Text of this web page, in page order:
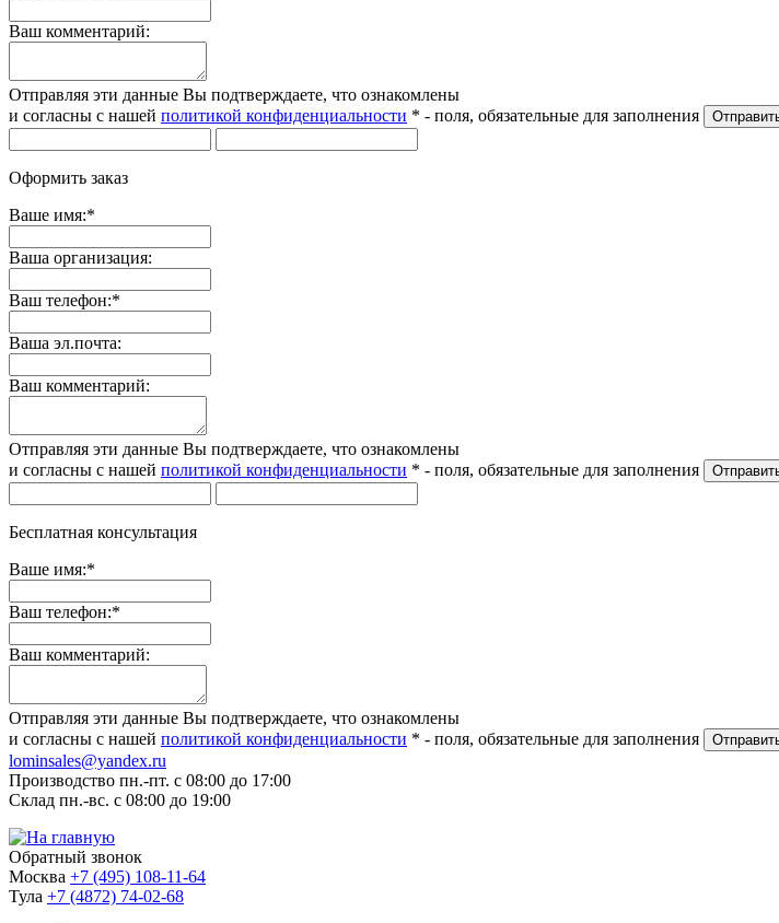
Ваш комментарий:
Отправляя эти данные Вы подтверждаете, что ознакомлены
и согласны с нашей политикой конфиденциальности * - поля, обязательные для заполнения
Оформить заказ
Ваше имя:*
Ваша организация:
Ваш телефон:*
Ваша эл.почта:
Ваш комментарий:
Отправляя эти данные Вы подтверждаете, что ознакомлены
и согласны с нашей политикой конфиденциальности * - поля, обязательные для заполнения
Бесплатная консультация
Ваше имя:*
Ваш телефон:*
Ваш комментарий:
Отправляя эти данные Вы подтверждаете, что ознакомлены
и согласны с нашей политикой конфиденциальности * - поля, обязательные для заполнения
lominsales@yandex.ru
Производство пн.-пт. с 08:00 до 17:00
Склад пн.-вс. с 08:00 до 19:00
Обратный звонок
Москва +7 (495) 108-11-64
Тула +7 (4872) 74-02-68